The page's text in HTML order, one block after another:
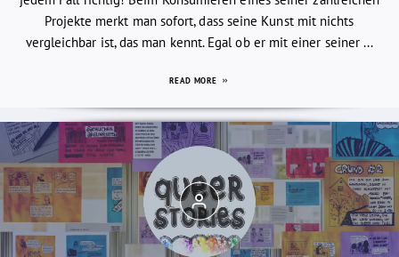
Projekte merkt man sofort, dass seine Kunst mit nichts
vergleichbar ist, das man kennt. Egal ob er mit einer seiner ...
READ MORE